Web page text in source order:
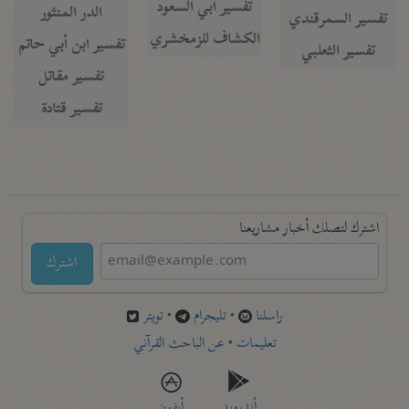
تفسير السمرقندي
تفسير الثعلبي
تفسير أبي السعود
الكشاف للزمخشري
الدر المنثور
تفسير ابن أبي حاتم
تفسير مقاتل
تفسير قتادة
اشترك لتصلك أخبار مشاريعنا
اشترك
راسلنا •تليجرام •تويتر
تعليمات •عن الباحث القرآني